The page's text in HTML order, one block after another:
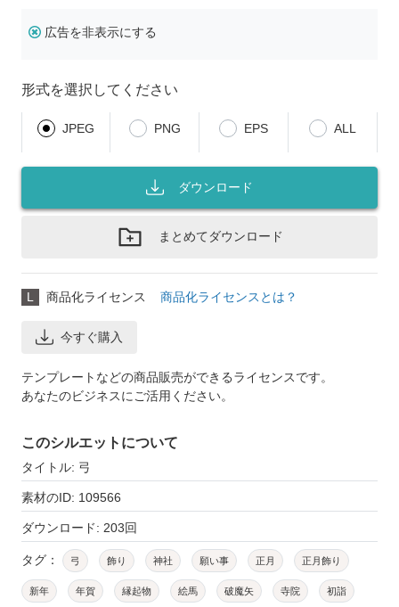
広告を非表示にする
形式を選択してください
JPEG PNG EPS ALL
ダウンロード
まとめてダウンロード
L 商品化ライセンス 商品化ライセンスとは？
今すぐ購入
テンプレートなどの商品販売ができるライセンスです。
あなたのビジネスにご活用ください。
このシルエットについて
タイトル: 弓
素材のID: 109566
ダウンロード: 203回
タグ： 弓 飾り 神社 願い事 正月 正月飾り
新年 年賀 縁起物 絵馬 破魔矢 寺院 初詣